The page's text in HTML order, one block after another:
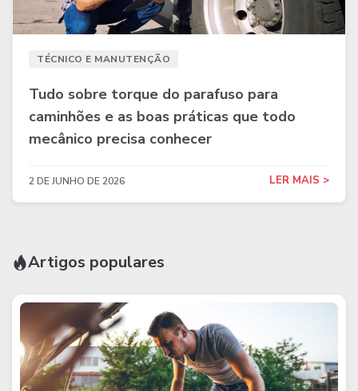
TÉCNICO E MANUTENÇÃO
Tudo sobre torque do parafuso para
caminhões e as boas práticas que todo
mecânico precisa conhecer
2 DE JUNHO DE 2026 LER MAIS >
Artigos populares